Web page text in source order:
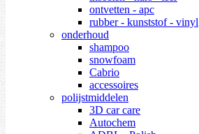
ontvetten - apc
rubber - kunststof - vinyl
onderhoud
shampoo
snowfoam
Cabrio
accessoires
polijstmiddelen
3D car care
Autochem